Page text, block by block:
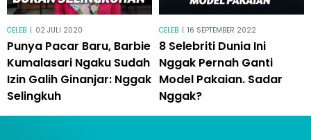
CELEB | 02 JULI 2020
Punya Pacar Baru, Barbie
Kumalasari Ngaku Sudah
Izin Galih Ginanjar: Nggak
Selingkuh
CELEB | 16 SEPTEMBER 2022
8 Selebriti Dunia Ini
Nggak Pernah Ganti
Model Pakaian. Sadar
Nggak?